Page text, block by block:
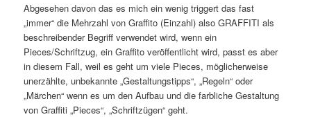
Abgesehen davon das es mich ein wenig triggert das fast
„immer“ die Mehrzahl von Graffito (Einzahl) also GRAFFITI als
beschreibender Begriff verwendet wird, wenn ein
Pieces/Schriftzug, ein Graffito veröffentlicht wird, passt es aber
in diesem Fall, weil es geht um viele Pieces, möglicherweise
unerzählte, unbekannte „Gestaltungstipps“, „Regeln“ oder
„Märchen“ wenn es um den Aufbau und die farbliche Gestaltung
von Graffiti „Pieces“, „Schriftzügen“ geht.